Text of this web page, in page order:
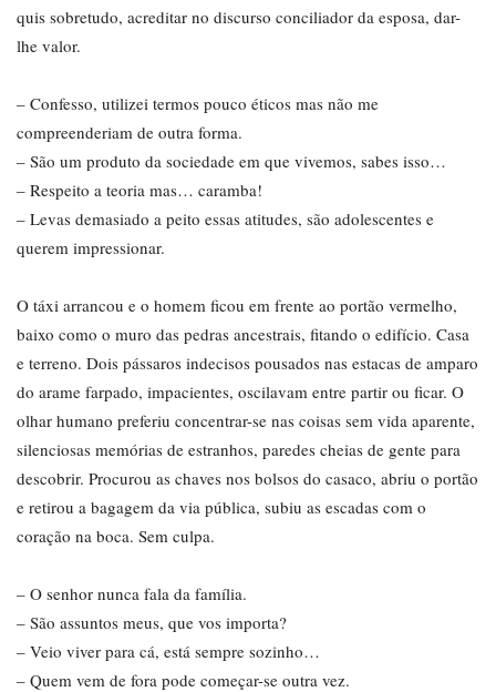
quis sobretudo, acreditar no discurso conciliador da esposa, dar-
lhe valor.
– Confesso, utilizei termos pouco éticos mas não me
compreenderiam de outra forma.
– São um produto da sociedade em que vivemos, sabes isso…
– Respeito a teoria mas… caramba!
– Levas demasiado a peito essas atitudes, são adolescentes e
querem impressionar.
O táxi arrancou e o homem ficou em frente ao portão vermelho,
baixo como o muro das pedras ancestrais, fitando o edifício. Casa
e terreno. Dois pássaros indecisos pousados nas estacas de amparo
do arame farpado, impacientes, oscilavam entre partir ou ficar. O
olhar humano preferiu concentrar-se nas coisas sem vida aparente,
silenciosas memórias de estranhos, paredes cheias de gente para
descobrir. Procurou as chaves nos bolsos do casaco, abriu o portão
e retirou a bagagem da via pública, subiu as escadas com o
coração na boca. Sem culpa.
– O senhor nunca fala da família.
– São assuntos meus, que vos importa?
– Veio viver para cá, está sempre sozinho…
– Quem vem de fora pode começar-se outra vez.